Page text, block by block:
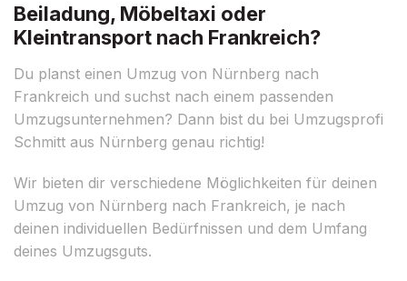
Beiladung, Möbeltaxi oder
Kleintransport nach Frankreich?
Du planst einen Umzug von Nürnberg nach
Frankreich und suchst nach einem passenden
Umzugsunternehmen? Dann bist du bei Umzugsprofi
Schmitt aus Nürnberg genau richtig!
Wir bieten dir verschiedene Möglichkeiten für deinen
Umzug von Nürnberg nach Frankreich, je nach
deinen individuellen Bedürfnissen und dem Umfang
deines Umzugsguts.